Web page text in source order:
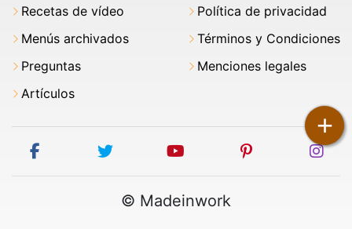
+
Recetas de vídeo
Menús archivados
Preguntas
Artículos
Política de privacidad
Términos y Condiciones
Menciones legales
facebook twitter youtube pinterest
© Madeinwork